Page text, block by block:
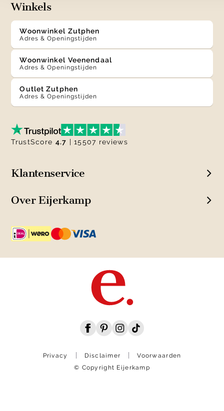
Winkels
Woonwinkel Zutphen
Adres & Openingstijden
Woonwinkel Veenendaal
Adres & Openingstijden
Outlet Zutphen
Adres & Openingstijden
Klantenservice
Over Eijerkamp
TrustScore 4.7 | 15507 reviews
Privacy Disclaimer
Voorwaarden
© Copyright Eijerkamp